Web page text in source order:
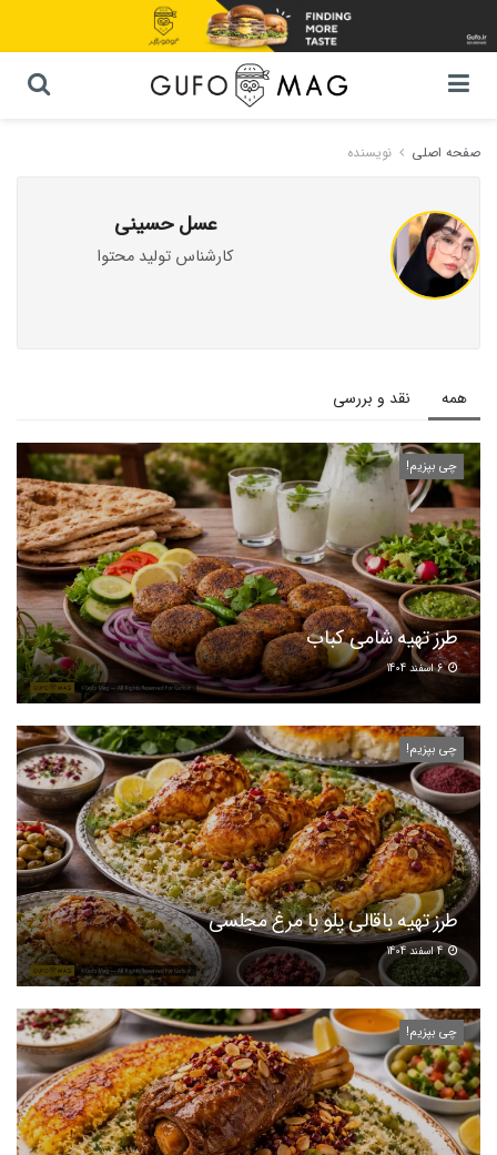
صفحه اصلی نویسنده
عسل حسینی
کارشناس تولید محتوا
همه نقد و بررسی
چی بپزیم!
طرز تهیه شامی کباب
6 اسفند 1404
چی بپزیم!
طرز تهیه باقالی پلو با مرغ مجلسی
4 اسفند 1404
چی بپزیم!